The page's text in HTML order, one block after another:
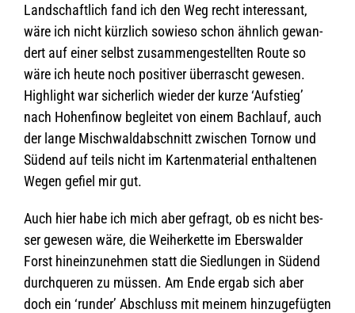
Land­schaft­lich fand ich den Weg recht inter­es­sant,
wäre ich nicht kürz­lich sowieso schon ähn­lich gewan­
dert auf einer selbst zusam­men­ge­stell­ten Route so
wäre ich heute noch posi­ti­ver über­rascht gewe­sen.
High­light war sicher­lich wie­der der kurze ‘Auf­stieg’
nach Hohen­fi­now beglei­tet von einem Bach­lauf, auch
der lange Misch­wald­ab­schnitt zwi­schen Tor­now und
Süd­end auf teils nicht im Kar­ten­ma­te­rial ent­hal­te­nen
Wegen gefiel mir gut.
Auch hier habe ich mich aber gefragt, ob es nicht bes­
ser gewe­sen wäre, die Weiher­kette im Ebers­wal­der
Forst hin­ein­zu­neh­men statt die Sied­lun­gen in Süd­end
durch­que­ren zu müs­sen. Am Ende ergab sich aber
doch ein ‘run­der’ Abschluss mit mei­nem hin­zu­ge­füg­ten